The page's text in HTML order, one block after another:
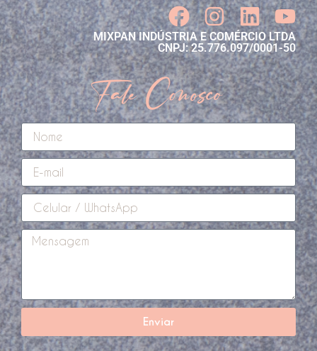
MIXPAN INDÚSTRIA E COMÉRCIO LTDA
CNPJ: 25.776.097/0001-50
Fale Conosco
Enviar